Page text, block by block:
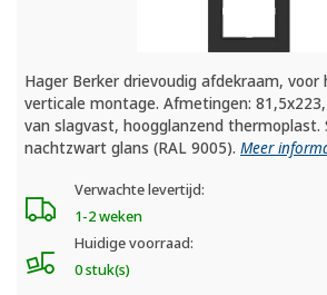
Hager Berker drievoudig afdekraam, voor
verticale montage. Afmetingen:
van slagvast, hoogglanzend thermoplast.
nachtzwart glans (RAL 9005).Meer
Verwachte levertijd:
1-2 weken
Huidige voorraad:
0 stuk(s)